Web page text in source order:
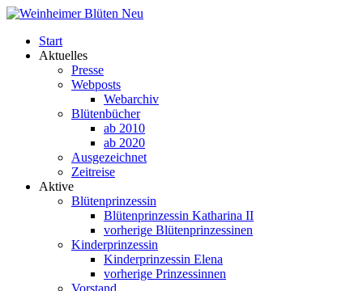
Start
Aktuelles
Presse
Webposts
Webarchiv
Blütenbücher
ab 2010
ab 2020
Ausgezeichnet
Zeitreise
Aktive
Blütenprinzessin
Blütenprinzessin Katharina II
vorherige Blütenprinzessinen
Kinderprinzessin
Kinderprinzessin Elena
vorherige Prinzessinnen
Vorstand